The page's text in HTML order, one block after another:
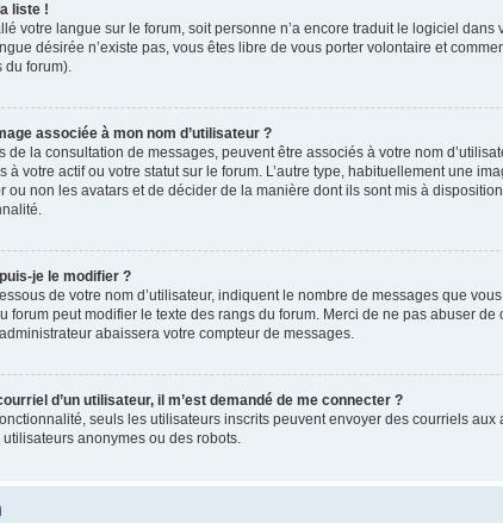
liste !
votre langue sur le forum, soit personne n’a encore traduit le logiciel
désirée n’existe pas, vous êtes libre de vous porter volontaire et
du forum).
associée à mon nom d’utilisateur ?
de la consultation de messages, peuvent être associés à votre nom
votre actif ou votre statut sur le forum. L’autre type, habituellement une
ou non les avatars et de décider de la manière dont ils sont mis à
je le modifier ?
de votre nom d’utilisateur, indiquent le nombre de messages que
forum peut modifier le texte des rangs du forum. Merci de ne pas abuser
abaissera votre compteur de messages.
d’un utilisateur, il m’est demandé de me connecter ?
seuls les utilisateurs inscrits peuvent envoyer des courriels
anonymes ou des robots.